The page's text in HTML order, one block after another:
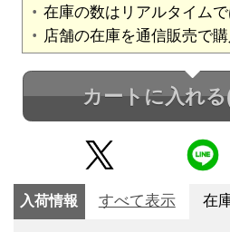
在庫の数はリアルタイムで
店舗の在庫を通信販売で購
カートに入れる
入荷情報 すべて表示 在